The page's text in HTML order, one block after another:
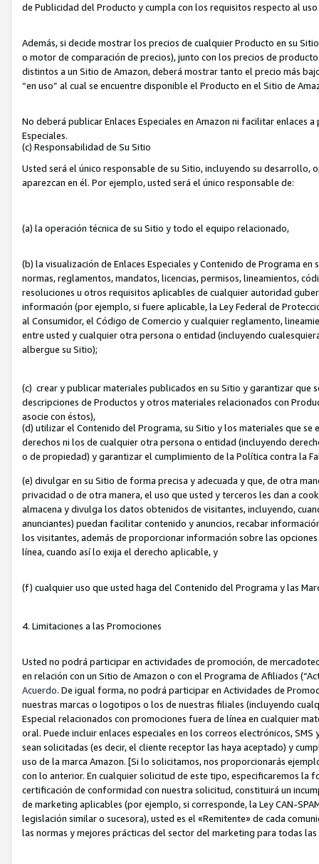
de Publicidad del Producto y cumpla con los requisitos respecto al uso
Además, si decide mostrar los precios de cualquier Producto en su
o motor de comparación de precios), junto con los precios de
distintos a un Sitio de Amazon, deberá mostrar tanto el precio más
“en uso” al cual se encuentre disponible el Producto en el Sitio de
No deberá publicar Enlaces Especiales en Amazon ni facilitar enlaces
Especiales.
(c) Responsabilidad de Su Sitio
Usted será el único responsable de su Sitio, incluyendo su
aparezcan en él. Por ejemplo, usted será el único responsable de:
(a) la operación técnica de su Sitio y todo el equipo relacionado,
(b) la visualización de Enlaces Especiales y Contenido de Programa
normas, reglamentos, mandatos, licencias, permisos, lineamientos,
resoluciones u otros requisitos aplicables de cualquier autoridad
información (por ejemplo, si fuere aplicable, la Ley Federal de
al Consumidor, el Código de Comercio y cualquier reglamento,
entre usted y cualquier otra persona o entidad (incluyendo
albergue su Sitio);
(c) crear y publicar materiales publicados en su Sitio y garantizar que
descripciones de Productos y otros materiales relacionados con
asocie con éstos),
(d) utilizar el Contenido del Programa, su Sitio y los materiales que se
derechos ni los de cualquier otra persona o entidad (incluyendo
o de propiedad) y garantizar el cumplimiento de la Política contra la
(e) divulgar en su Sitio de forma precisa y adecuada y que, de otra
privacidad o de otra manera, el uso que usted y terceros les dan a
almacena y divulga los datos obtenidos de visitantes, incluyendo,
anunciantes) puedan facilitar contenido y anuncios, recabar
los visitantes, además de proporcionar información sobre las
línea, cuando así lo exija el derecho aplicable, y
(f) cualquier uso que usted haga del Contenido del Programa y las
4. Limitaciones a las Promociones
Usted no podrá participar en actividades de promoción, de
en relación con un Sitio de Amazon o con el Programa de Afiliados
Acuerdo. De igual forma, no podrá participar en Actividades de
nuestras marcas o logotipos o los de nuestras filiales (incluyendo
Especial relacionados con promociones fuera de línea en cualquier
oral. Puede incluir enlaces especiales en los correos electrónicos,
sean solicitadas (es decir, el cliente receptor las haya aceptado) y
uso de la marca Amazon. [Si lo solicitamos, nos proporcionarás
con lo anterior. En cualquier solicitud de este tipo, especificaremos
certificación de conformidad con nuestra solicitud, constituirá un
de marketing aplicables (por ejemplo, si corresponde, la Ley CAN-
legislación similar o sucesora), usted es el «Remitente» de cada
las normas y mejores prácticas del sector del marketing para todas